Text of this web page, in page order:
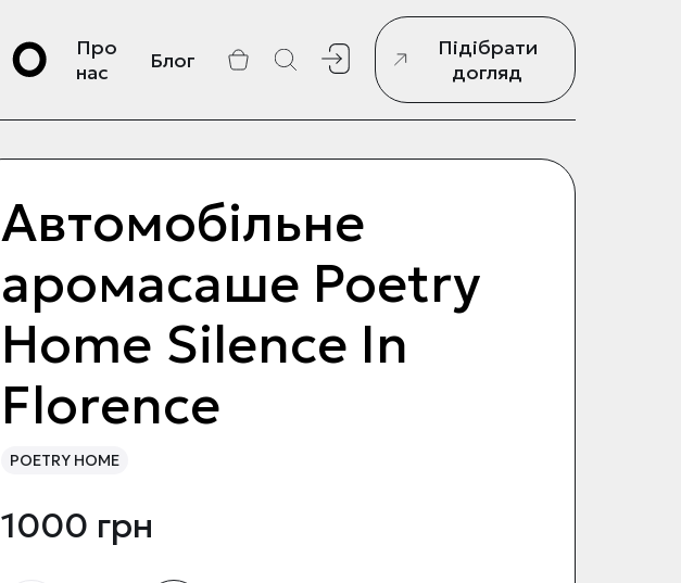
Про
нас
Блог
Підібрати
догляд
Автомобільне
аромасаше Poetry
Home Silence In
Florence
POETRY HOME
1000 грн